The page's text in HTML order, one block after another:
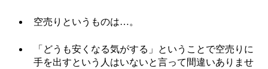
空売りというものは…。
「どうも安くなる気がする」ということで空売りに
手を出すという人はいないと言って間違いありませ